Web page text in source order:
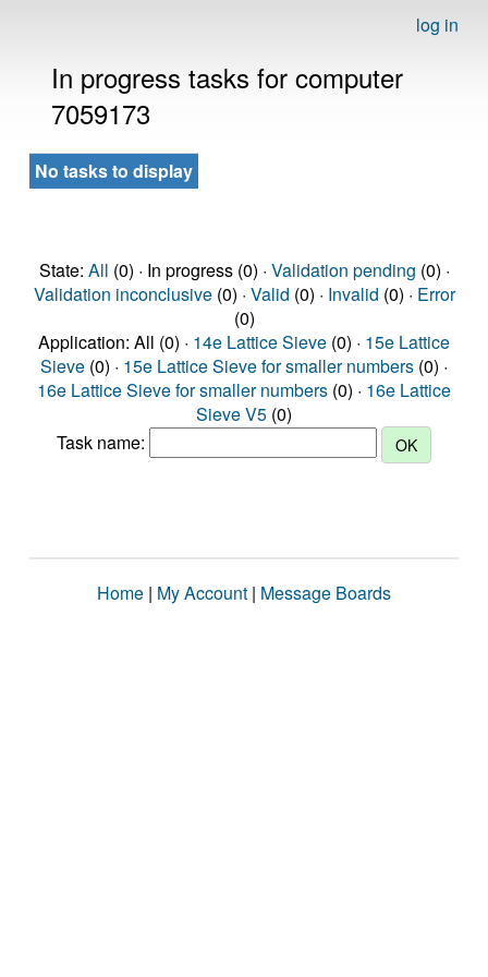
log in
In progress tasks for computer
7059173
No tasks to display
State: All (0) · In progress (0) · Validation pending (0) ·
Validation inconclusive(0) · Valid (0) · Invalid (0) · Error
(0)
Application: All (0) · 14e Lattice Sieve (0) · 15e Lattice
Sieve (0) · 15e Lattice Sieve for smaller numbers (0) ·
16e Lattice Sieve for smaller numbers (0) · 16e Lattice
Sieve V5 (0)
Task name:
Home | My Account | Message Boards